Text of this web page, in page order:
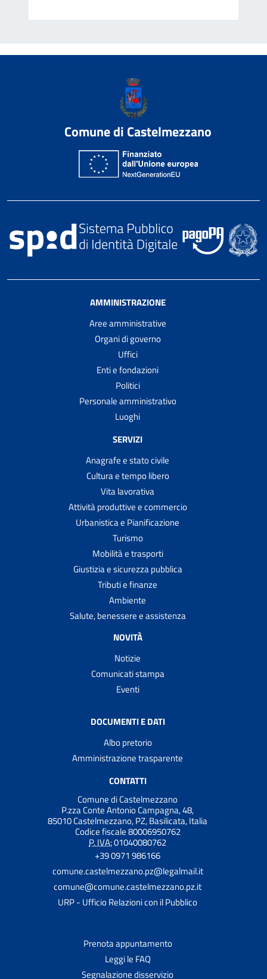
Comune di Castelmezzano
AMMINISTRAZIONE
Aree amministrative
Organi di governo
Uffici
Enti e fondazioni
Politici
Personale amministrativo
Luoghi
SERVIZI
Anagrafe e stato civile
Cultura e tempo libero
Vita lavorativa
Attività produttive e commercio
Urbanistica e Pianificazione
Turismo
Mobilità e trasporti
Giustizia e sicurezza pubblica
Tributi e finanze
Ambiente
Salute, benessere e assistenza
NOVITÀ
Notizie
Comunicati stampa
Eventi
DOCUMENTI E DATI
Albo pretorio
Amministrazione trasparente
CONTATTI
Comune di Castelmezzano
P.zza Conte Antonio Campagna, 48,
85010 Castelmezzano, PZ, Basilicata, Italia
Codice fiscale 80006950762
P. IVA:01040080762
+39 0971 986166
comune.castelmezzano.pz@legalmail.it
comune@comune.castelmezzano.pz.it
URP - Ufficio Relazioni con il Pubblico
Prenota appuntamento
Leggi le FAQ
Segnalazione disservizio